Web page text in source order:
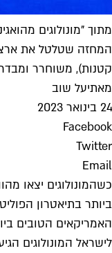
מתוך "מונולוגים
קטנות), משוחרר
מאתיעל שוב
24 בינואר 2023
Facebook
Twitter
Email
האמריקאים הטובים